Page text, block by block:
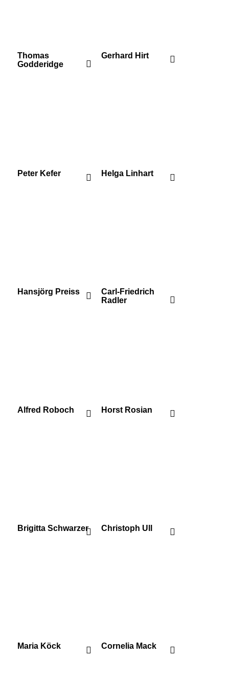
Thomas
Godderidge
Gerhard Hirt
Peter Kefer Helga Linhart
Hansjörg Preiss
Carl-Friedrich
Radler
Alfred Roboch Horst Rosian
Brigitta Schwarzer Christoph Ull
Maria Köck Cornelia Mack